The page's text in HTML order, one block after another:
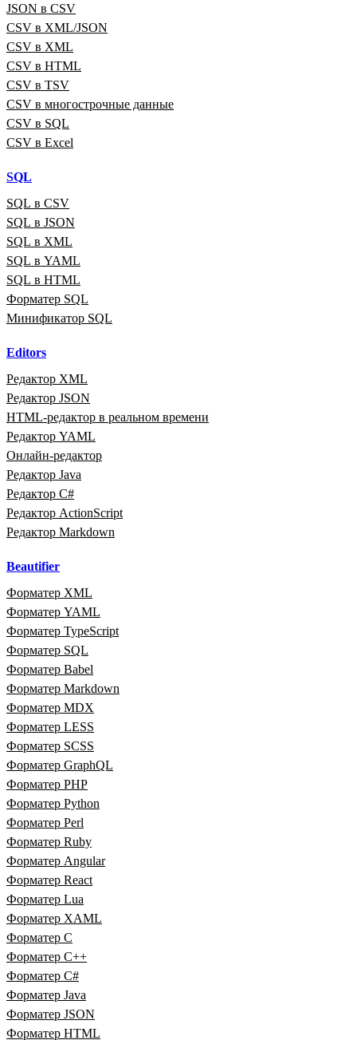
JSON в CSV
CSV в XML/JSON
CSV в XML
CSV в HTML
CSV в TSV
CSV в многострочные данные
CSV в SQL
CSV в Excel
SQL
SQL в CSV
SQL в JSON
SQL в XML
SQL в YAML
SQL в HTML
Форматер SQL
Минификатор SQL
Editors
Редактор XML
Редактор JSON
HTML‑редактор в реальном времени
Редактор YAML
Онлайн‑редактор
Редактор Java
Редактор C#
Редактор ActionScript
Редактор Markdown
Beautifier
Форматер XML
Форматер YAML
Форматер TypeScript
Форматер SQL
Форматер Babel
Форматер Markdown
Форматер MDX
Форматер LESS
Форматер SCSS
Форматер GraphQL
Форматер PHP
Форматер Python
Форматер Perl
Форматер Ruby
Форматер Angular
Форматер React
Форматер Lua
Форматер XAML
Форматер C
Форматер C++
Форматер C#
Форматер Java
Форматер JSON
Форматер HTML